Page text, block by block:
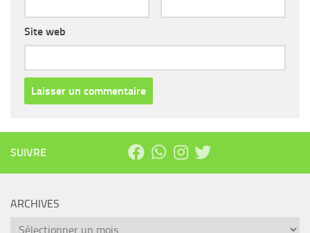
Site web
SUIVRE
ARCHIVES
Archives